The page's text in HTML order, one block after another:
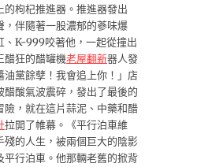
枸杞推進器。推進器發出
，伴隨著一股濃郁的蔘味爆
、K-999咬著他，一起從撞出
醋狂的醋罐機老屋翻新器人發
油黨餘孽！我會追上你！」店
醋酸氣波震碎，發出了最後的
險，就在這片蒜泥、中藥和醋
拉開了帷幕。《平行泊車維
殘的人生，被兩個巨大的陰影
平行泊車。他那輛老舊的掀背